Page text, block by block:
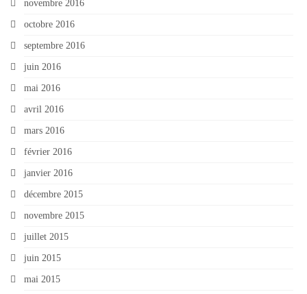
novembre 2016
octobre 2016
septembre 2016
juin 2016
mai 2016
avril 2016
mars 2016
février 2016
janvier 2016
décembre 2015
novembre 2015
juillet 2015
juin 2015
mai 2015